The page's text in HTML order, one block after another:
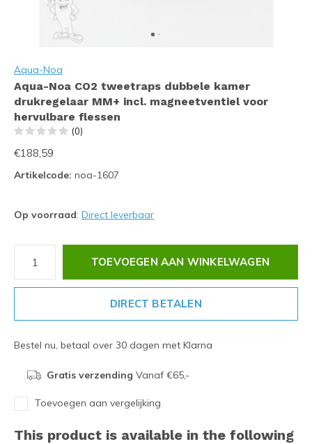
Aqua-Noa
Aqua-Noa CO2 tweetraps dubbele kamer
drukregelaar MM+ incl. magneetventiel voor
hervulbare flessen
(0)
€188,59
Artikelcode: noa-1607
Op voorraad: Direct leverbaar
TOEVOEGEN AAN WINKELWAGEN
DIRECT BETALEN
Bestel nu, betaal over 30 dagen met Klarna
Gratis verzending Vanaf €65,-
Toevoegen aan vergelijking
This product is available in the following